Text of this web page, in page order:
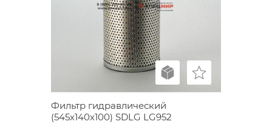
Фильтр гидравлический
(545х140х100) SDLG LG952